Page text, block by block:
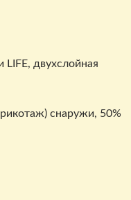
LIFE, двухслойная
снаружи, 50%